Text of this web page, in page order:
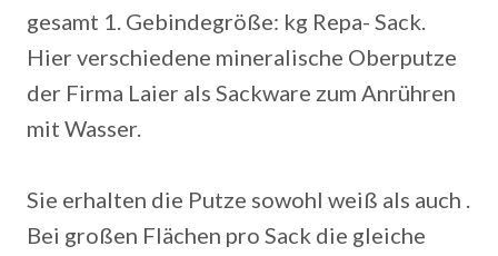
gesamt 1. Gebindegröße: kg Repa- Sack.
Hier verschiedene mineralische Oberputze
der Firma Laier als Sackware zum Anrühren
mit Wasser.
Sie erhalten die Putze sowohl weiß als auch .
Bei großen Flächen pro Sack die gleiche